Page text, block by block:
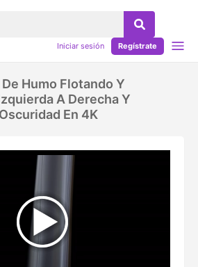
Iniciar sesión Regístrate
Humo Flotando Y
A Derecha Y
En 4K